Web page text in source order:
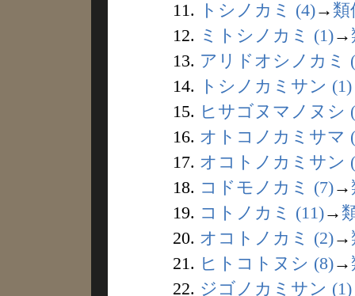
11.
トシノカミ (4)→ 類
12. ミトシノカミ (1)→
13. アリドオシノカミ
14.
トシノカミサン (1)
15. ヒサゴヌマノヌシ
16. オトコノカミサマ
17. オコトノカミサン
18. コドモノカミ (7)→
19. コトノカミ (11)→
20. オコトノカミ (2)→
21. ヒトコトヌシ (8)→
22. ジゴノカミサン (1)